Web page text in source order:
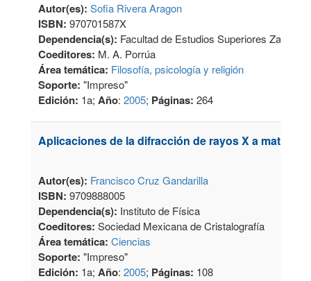
Autor(es): Sofia Rivera Aragon
ISBN: 970701587X
Dependencia(s): Facultad de Estudios Superiores
Coeditores: M. A. Porrúa
Área temática: Filosofía, psicología y religión
Soporte: "Impreso"
Edición: 1a; Año: 2005; Páginas: 264
Aplicaciones de la difracción de rayos X a
Autor(es): Francisco Cruz Gandarilla
ISBN: 9709888005
Dependencia(s): Instituto de Física
Coeditores: Sociedad Mexicana de Cristalografía
Área temática: Ciencias
Soporte: "Impreso"
Edición: 1a; Año: 2005; Páginas: 108